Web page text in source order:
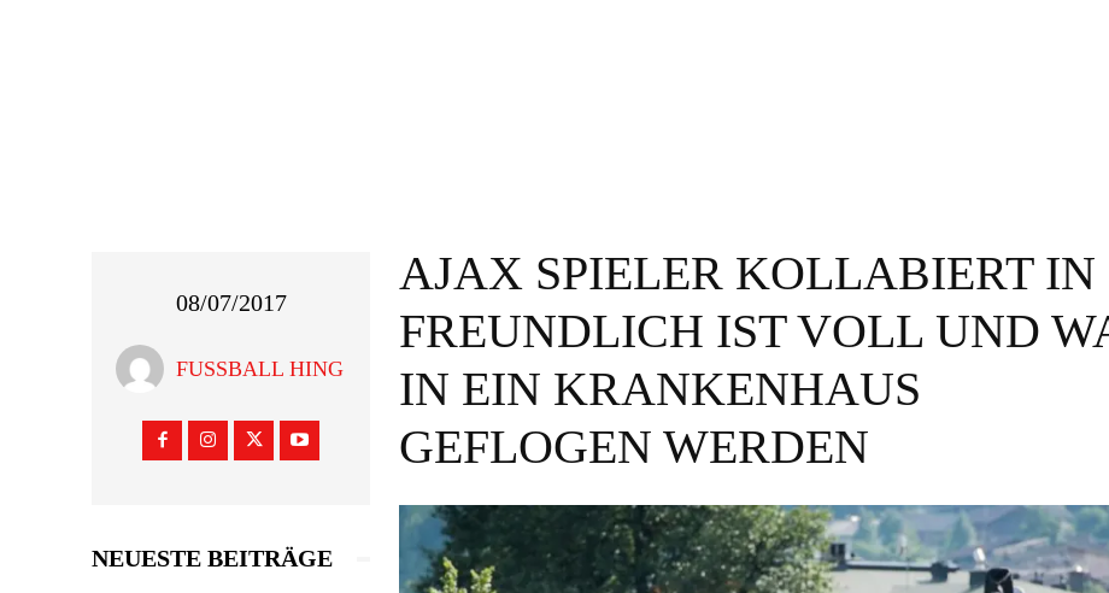
08/07/2017
FUSSBALL HING
NEUESTE BEITRÄGE
AJAX SPIELER KOLLABIERT IN
FREUNDLICH IST VOLL UND
IN EIN KRANKENHAUS
GEFLOGEN WERDEN